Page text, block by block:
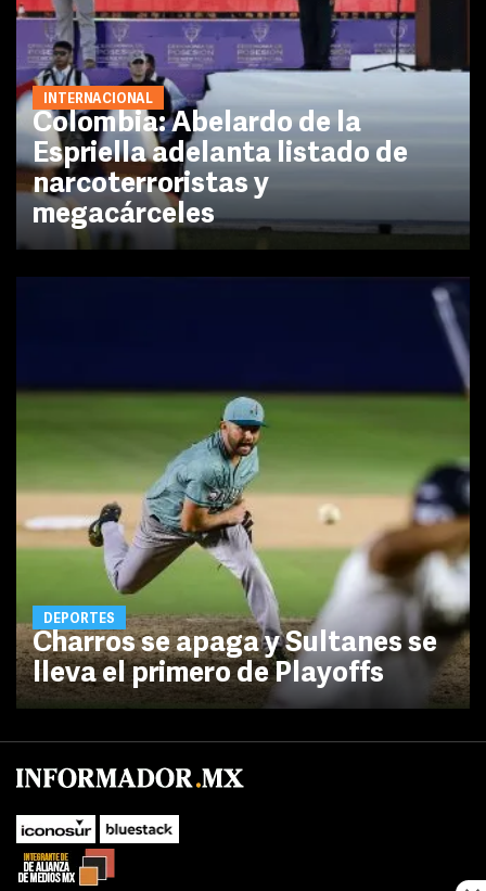
INTERNACIONAL
Colombia: Abelardo de la
Espriella adelanta listado de
narcoterroristas y
megacárceles
DEPORTES
Charros se apaga y Sultanes se
lleva el primero de Playoffs